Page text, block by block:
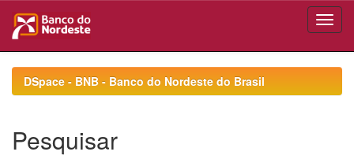
navigationDSpace - BNB - Banco do Nordeste do Brasil
Pesquisar